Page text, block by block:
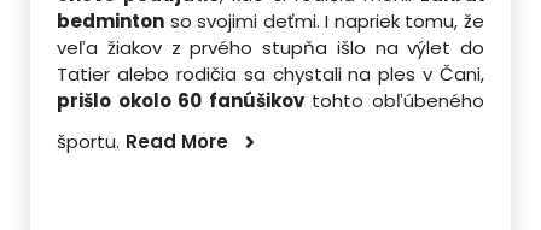
bedminton so svojimi deťmi. I napriek tomu, že
veľa žiakov z prvého stupňa išlo na výlet do
Tatier alebo rodičia sa chystali na ples v Čani,
prišlo okolo 60 fanúšikovtohto obľúbeného
športu. Read More